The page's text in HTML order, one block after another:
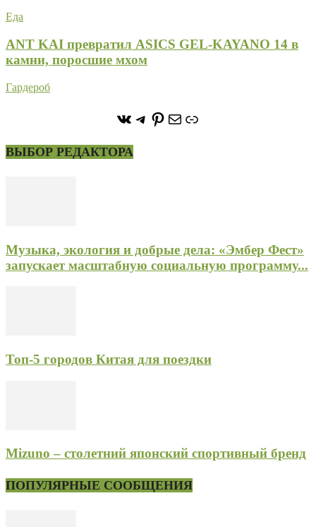
Еда
ANT KAI превратил ASICS GEL-KAYANO 14 в
камни, поросшие мхом
Гардероб
https://vk.com/
https://t.me/stoneforest
https://
ПочтаСсылка
ВЫБОР РЕДАКТОРА
Музыка, экология и добрые дела: «Эмбер Фест»
запускает масштабную социальную программу...
Топ-5 городов Китая для поездки
Mizuno – столетний японский спортивный бренд
ПОПУЛЯРНЫЕ СООБЩЕНИЯ